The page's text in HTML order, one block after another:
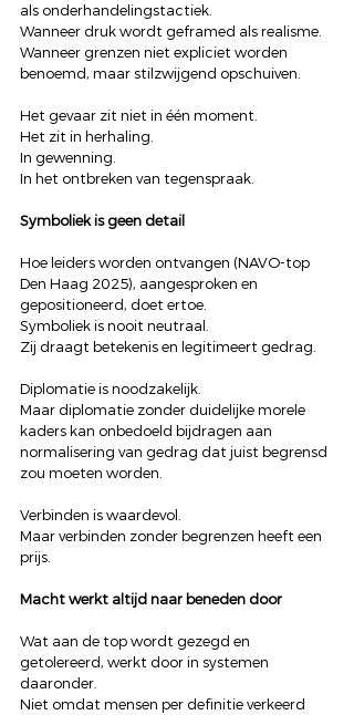
als onderhandelingstactiek.
Wanneer druk wordt geframed als realisme.
Wanneer grenzen niet expliciet worden
benoemd, maar stilzwijgend opschuiven.
Het gevaar zit niet in één moment.
Het zit in herhaling.
In gewenning.
In het ontbreken van tegenspraak.
Symboliek is geen detail
Hoe leiders worden ontvangen (NAVO-top
Den Haag 2025), aangesproken en
gepositioneerd, doet ertoe.
Symboliek is nooit neutraal.
Zij draagt betekenis en legitimeert gedrag.
Diplomatie is noodzakelijk.
Maar diplomatie zonder duidelijke morele
kaders kan onbedoeld bijdragen aan
normalisering van gedrag dat juist begrensd
zou moeten worden.
Verbinden is waardevol.
Maar verbinden zonder begrenzen heeft een
prijs.
Macht werkt altijd naar beneden door
Wat aan de top wordt gezegd en
getolereerd, werkt door in systemen
daaronder.
Niet omdat mensen per definitie verkeerd